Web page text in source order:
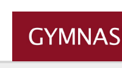
springen